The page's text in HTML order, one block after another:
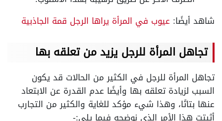
شاهد أيضًا: عيوب في المرأة يراها الرجل قمة الجاذبية
تجاهل المرأة للرجل يزيد من تعلقه بها
تجاهل المرأة للرجل في الكثير من الحالات قد يكون
السبب لزيادة تعلقه بها وأيضًا عدم القدرة عن الابتعاد
عنها بتاتًا، وهذا شيء مؤكد للغاية والكثير من التجارب
أثبتت هذا الأمر الذي نوضحه فيما يلي:-